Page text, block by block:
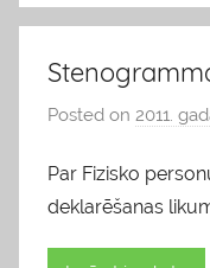
l
g
s
Posted on 2011.
Par Fizisko
deklarēšanas